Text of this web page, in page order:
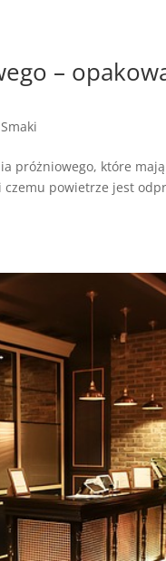
–
Smaki
próżniowego, które
powietrze jest